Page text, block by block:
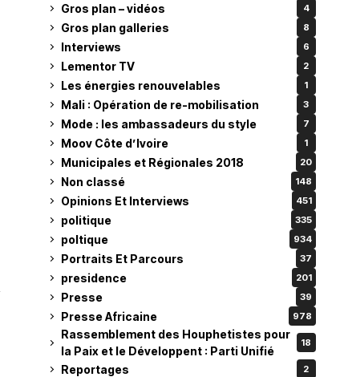
Gros plan – vidéos 4
Gros plan galleries 8
Interviews 6
Lementor TV 2
Les énergies renouvelables 1
Mali : Opération de re-mobilisation 3
Mode : les ambassadeurs du style 7
Moov Côte d’Ivoire 1
Municipales et Régionales 2018 20
Non classé 148
Opinions Et Interviews 451
politique 335
poltique 934
Portraits Et Parcours 37
presidence 201
Presse 39
Presse Africaine 978
Rassemblement des Houphetistes pour
la Paix et le Développent : Parti Unifié
18
Reportages 2